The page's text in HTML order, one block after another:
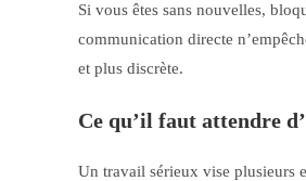
Si vous êtes sans nouvelles,
communication directe
et plus discrète.
Ce qu’il faut attendre
Un travail sérieux vise plusieurs